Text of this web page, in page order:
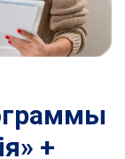
+